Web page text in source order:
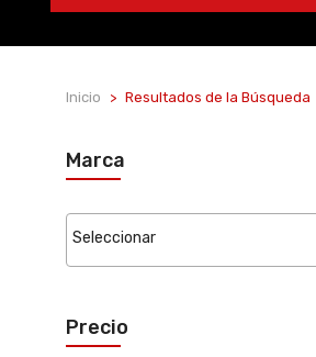
Inicio Resultados de la Búsqueda
Marca
Precio